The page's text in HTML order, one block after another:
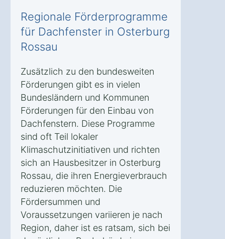
Regionale Förderprogramme
für Dachfenster in Osterburg
Rossau
Zusätzlich zu den bundesweiten
Förderungen gibt es in vielen
Bundesländern und Kommunen
Förderungen für den Einbau von
Dachfenstern. Diese Programme
sind oft Teil lokaler
Klimaschutzinitiativen und richten
sich an Hausbesitzer in Osterburg
Rossau, die ihren Energieverbrauch
reduzieren möchten. Die
Fördersummen und
Voraussetzungen variieren je nach
Region, daher ist es ratsam, sich bei